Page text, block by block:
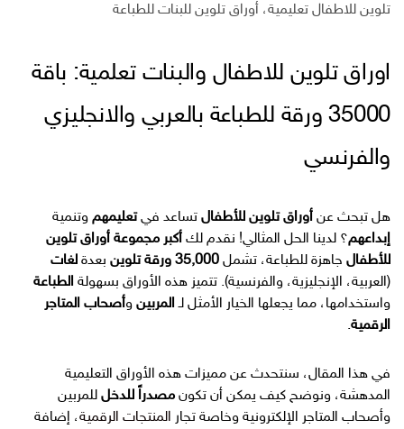
تلوين للاطفال تعليمية، أوراق تلوين للبنات للطباعة
اوراق تلوين للاطفال والبنات تعلمية: باقة
35000 ورقة للطباعة بالعربي والانجليزي
والفرنسي
هل تبحث عن أوراق تلوين للأطفال تساعد فيتعليمهم وتنمية
إبداعهم؟ لدينا الحل المثالي! نقدم لك أكبر مجموعة أوراق تلوين
للأطفال جاهزة للطباعة، تشمل 35,000 ورقة تلوين بعدة لغات
(العربية، الإنجليزية، والفرنسية). تتميز هذه الأوراق بسهولة الطباعة
واستخدامها، مما يجعلها الخيار الأمثل لـالمربين وأصحاب المتاجر
الرقمية.
في هذا المقال، سنتحدث عن مميزات هذه الأوراق التعليمية
المدهشة، ونوضح كيف يمكن أن تكون مصدراً للدخل للمربين
وأصحاب المتاجر الإلكترونية وخاصة تجار المنتجات الرقمية، إضافة